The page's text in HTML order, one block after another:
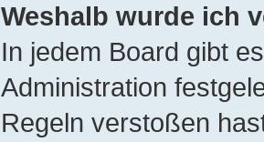
Weshalb wurde ich
In jedem Board gibt
Administration
Regeln verstoßen